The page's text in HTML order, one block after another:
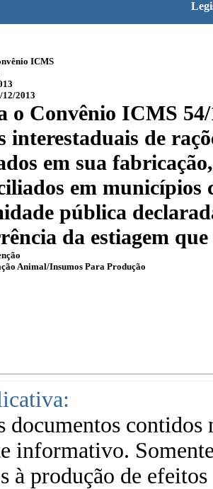
ICMS
12/2013
o Convênio ICMS 54/
interestaduais de
em sua
em municípios
pública
da estiagem
Animal/Insumos Para Produção
documentos contidos
informativo.
à produção de